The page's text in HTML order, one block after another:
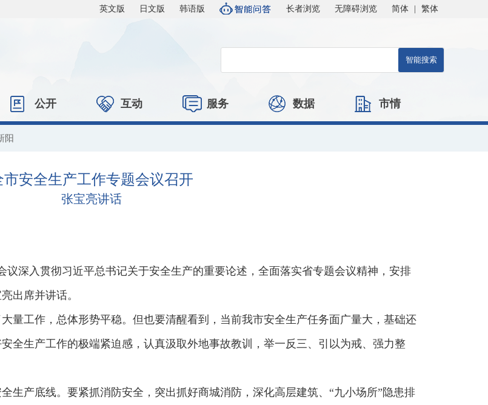
英文版 日文版 韩语版 长者浏览 无障碍浏览 简体 繁体
公开 互动 服务 数据 市情
阳
市安全生产工作专题会议召开
张宝亮讲话
议深入贯彻习近平总书记关于安全生产的重要论述，全面落实省专题会议精神，安排
出席并讲话。
量工作，总体形势平稳。但也要清醒看到，当前我市安全生产任务面广量大，基础还
全生产工作的极端紧迫感，认真汲取外地事故教训，举一反三、引以为戒、强力整
生产底线。要紧抓消防安全，突出抓好商城消防，深化高层建筑、“九小场所”隐患排